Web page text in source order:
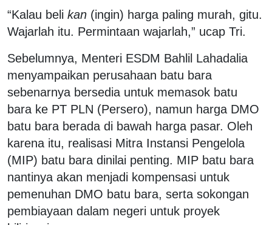
“Kalau beli kan (ingin) harga paling murah, gitu.
Wajarlah itu. Permintaan wajarlah,” ucap Tri.
Sebelumnya, Menteri ESDM Bahlil Lahadalia
menyampaikan perusahaan batu bara
sebenarnya bersedia untuk memasok batu
bara ke PT PLN (Persero), namun harga DMO
batu bara berada di bawah harga pasar. Oleh
karena itu, realisasi Mitra Instansi Pengelola
(MIP) batu bara dinilai penting. MIP batu bara
nantinya akan menjadi kompensasi untuk
pemenuhan DMO batu bara, serta sokongan
pembiayaan dalam negeri untuk proyek